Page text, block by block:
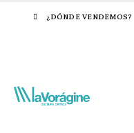
¿DÓNDE VENDEMOS?